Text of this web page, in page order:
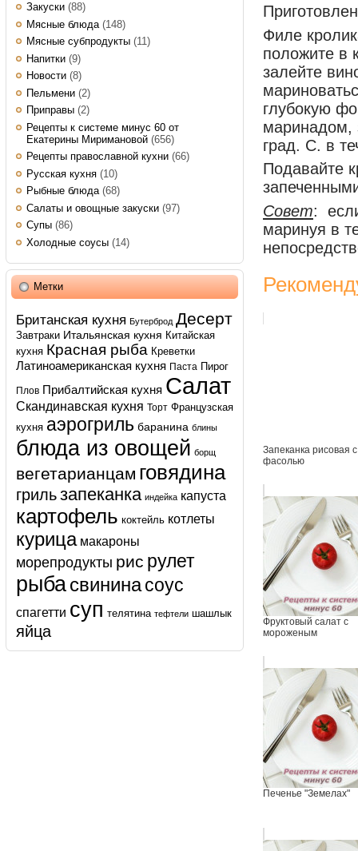
Закуски (88)
Мясные блюда (148)
Мясные субпродукты (11)
Напитки (9)
Новости (8)
Пельмени (2)
Приправы (2)
Рецепты к системе минус 60 от
Екатерины Миримановой (656)
Рецепты православной кухни (66)
Русская кухня (10)
Рыбные блюда(68)
Салаты и овощные закуски (97)
Супы (86)
Холодные соусы (14)
Метки
Британская кухня Бутерброд Десерт
Завтраки Итальянская кухня Китайская
кухня Красная рыба Креветки
Латиноамериканская кухня Паста Пирог
Плов Прибалтийская кухня Салат
Скандинавская кухня Торт Французская
кухня аэрогриль баранина блины
блюда из овощей борщ
вегетарианцам говядина
грильзапеканка индейка капуста
картофель коктейль котлеты
курица макароны
морепродукты рис рулет
рыбасвининасоус
спагетти суп телятина тефтели шашлык
яйца
Филе
положите в
залейте
глубокую
маринадом,
град. С. в
Подавайте
Совет:
маринуя в
Запеканка рисовая с
фасолью
Фруктовый салат с
мороженым
Печенье "Земелах"